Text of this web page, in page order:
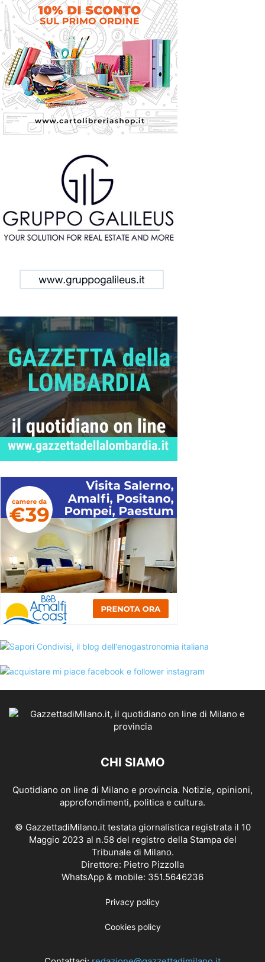
CHI SIAMO
Quotidiano on line di Milano e provincia. Notizie, opinioni,
approfondimenti, politica e cultura.
© GazzettadiMilano.it testata giornalistica registrata il 10
Maggio 2023 al n.58 del registro della Stampa del
Tribunale di Milano.
Direttore: Pietro Pizzolla
WhatsApp & mobile: 351.5646236
Privacy policy
Cookies policy